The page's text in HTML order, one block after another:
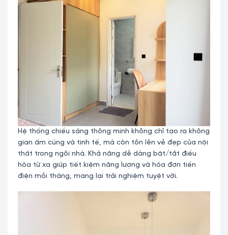
Hệ thống chiếu sáng thông minh không chỉ tạo ra không
gian ấm cúng và tinh tế, mà còn tôn lên vẻ đẹp của nội
thất trong ngôi nhà. Khả năng dễ dàng bật/tắt điều
hòa từ xa giúp tiết kiệm năng lượng và hóa đơn tiền
điện mỗi tháng, mang lại trải nghiệm tuyệt vời.